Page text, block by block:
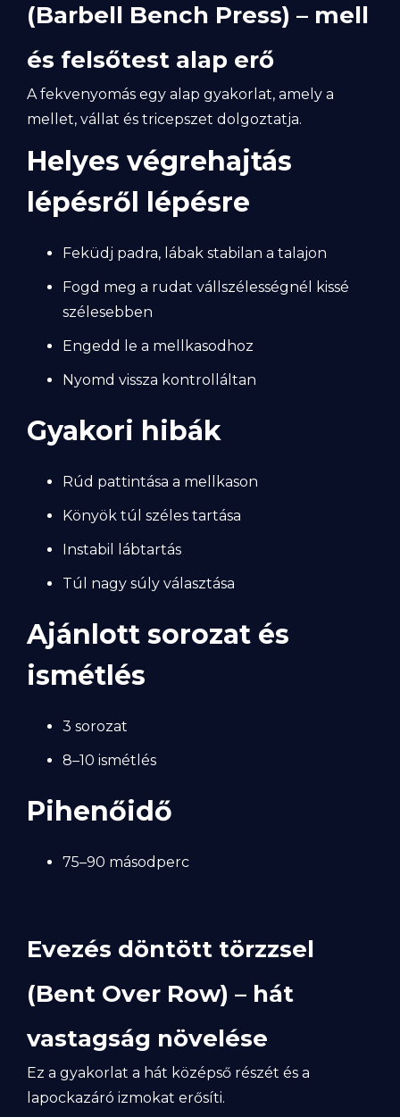
(Barbell Bench Press) – mell
és felsőtest alap erő
A fekvenyomás egy alap gyakorlat, amely a
mellet, vállat és tricepszet dolgoztatja.
Helyes végrehajtás
lépésről lépésre
Feküdj padra, lábak stabilan a talajon
Fogd meg a rudat vállszélességnél kissé
szélesebben
Engedd le a mellkasodhoz
Nyomd vissza kontrolláltan
Gyakori hibák
Rúd pattintása a mellkason
Könyök túl széles tartása
Instabil lábtartás
Túl nagy súly választása
Ajánlott sorozat és
ismétlés
3 sorozat
8–10 ismétlés
Pihenőidő
75–90 másodperc
Evezés döntött törzzsel
(Bent Over Row) – hát
vastagság növelése
Ez a gyakorlat a hát középső részét és a
lapockazáró izmokat erősíti.